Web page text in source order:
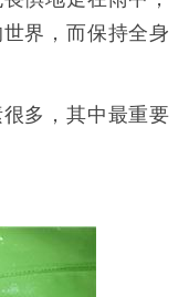
界，而保持全身
多，其中最重要